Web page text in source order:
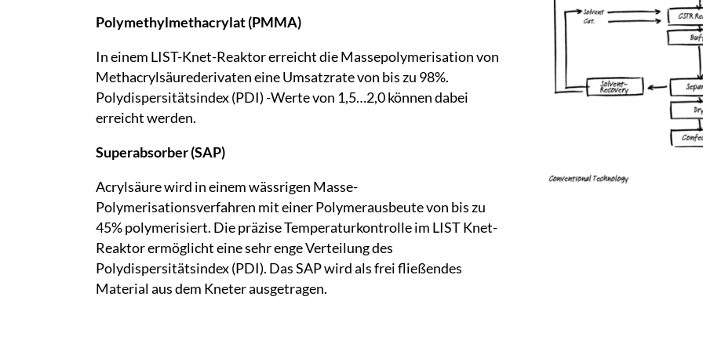
Polymethylmethacrylat (PMMA)
In einem LIST-Knet-Reaktor erreicht die Massepolymerisation von
Methacrylsäurederivaten eine Umsatzrate von bis zu 98%.
Polydispersitätsindex (PDI) -Werte von 1,5…2,0 können dabei
erreicht werden.
Superabsorber (SAP)
Acrylsäure wird in einem wässrigen Masse-
Polymerisationsverfahren mit einer Polymerausbeute von bis zu
45% polymerisiert. Die präzise Temperaturkontrolle im LIST Knet-
Reaktor ermöglicht eine sehr enge Verteilung des
Polydispersitätsindex (PDI). Das SAP wird als frei fließendes
Material aus dem Kneter ausgetragen.